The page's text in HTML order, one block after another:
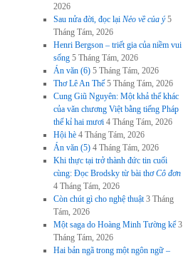
2026
Sau nửa đời, đọc lại Nẻo về của ý 5
Tháng Tám, 2026
Henri Bergson – triết gia của niềm vui
sống 5 Tháng Tám, 2026
Án văn (6) 5 Tháng Tám, 2026
Thơ Lê An Thế 5 Tháng Tám, 2026
Cung Giũ Nguyên: Một khả thể khác
của văn chương Việt bằng tiếng Pháp
thế kỉ hai mươi 4 Tháng Tám, 2026
Hội hè 4 Tháng Tám, 2026
Án văn (5) 4 Tháng Tám, 2026
Khi thực tại trở thành đức tin cuối
cùng: Đọc Brodsky từ bài thơCô đơn
4 Tháng Tám, 2026
Còn chút gì cho nghệ thuật 3 Tháng
Tám, 2026
Một saga do Hoàng Minh Tường kể 3
Tháng Tám, 2026
Hai bản ngã trong một ngôn ngữ –